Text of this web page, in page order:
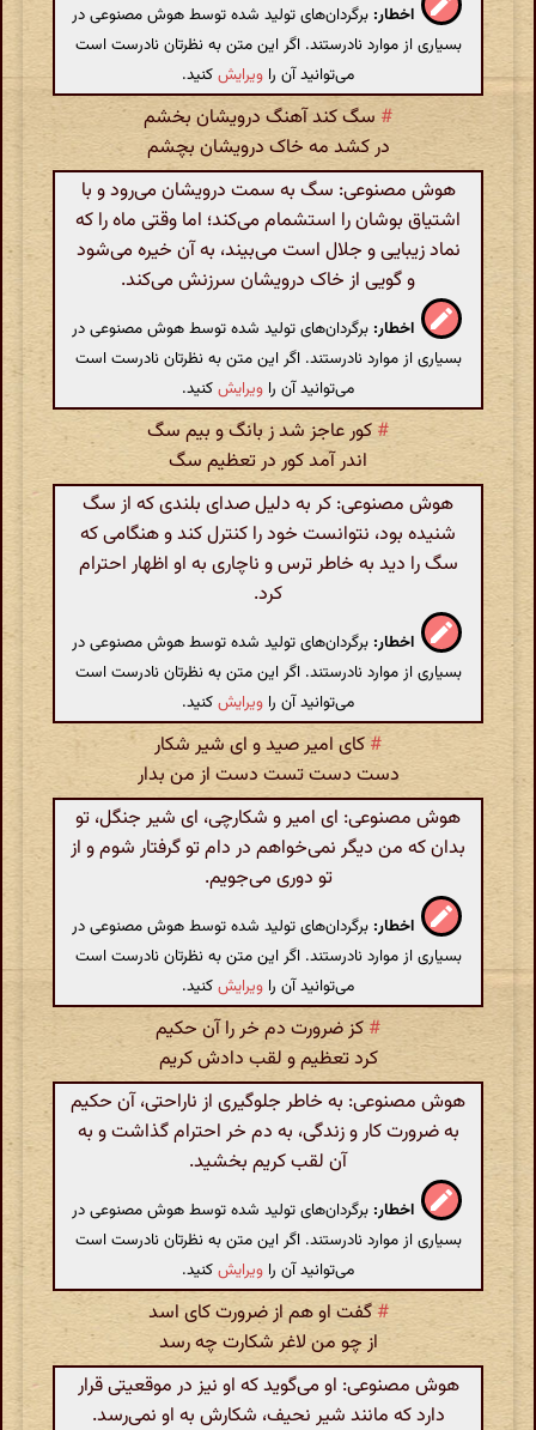
اخطار: برگردان‌های تولید شده توسط هوش مصنوعی در
بسیاری از موارد نادرستند. اگر این متن به نظرتان نادرست است
می‌توانید آن را ویرایشکنید.
# سگ کند آهنگ درویشان بخشم
در کشد مه خاک درویشان بچشم
هوش مصنوعی: سگ به سمت درویشان می‌رود و با
اشتیاق بوشان را استشمام می‌کند؛ اما وقتی ماه را که
نماد زیبایی و جلال است می‌بیند، به آن خیره می‌شود
و گویی از خاک درویشان سرزنش می‌کند.
اخطار: برگردان‌های تولید شده توسط هوش مصنوعی در
بسیاری از موارد نادرستند. اگر این متن به نظرتان نادرست است
می‌توانید آن را ویرایشکنید.
#کور عاجز شد ز بانگ و بیم سگ
اندر آمد کور در تعظیم سگ
هوش مصنوعی: کر به دلیل صدای بلندی که از سگ
شنیده بود، نتوانست خود را کنترل کند و هنگامی که
سگ را دید به خاطر ترس و ناچاری به او اظهار احترام
کرد.
اخطار: برگردان‌های تولید شده توسط هوش مصنوعی در
بسیاری از موارد نادرستند. اگر این متن به نظرتان نادرست است
می‌توانید آن را ویرایشکنید.
#کای امیر صید و ای شیر شکار
دست دست تست دست از من بدار
هوش مصنوعی: ای امیر و شکارچی، ای شیر جنگل، تو
بدان که من دیگر نمی‌خواهم در دام تو گرفتار شوم و از
تو دوری می‌جویم.
اخطار: برگردان‌های تولید شده توسط هوش مصنوعی در
بسیاری از موارد نادرستند. اگر این متن به نظرتان نادرست است
می‌توانید آن را ویرایشکنید.
# کز ضرورت دم خر را آن حکیم
کرد تعظیم و لقب دادش کریم
هوش مصنوعی: به خاطر جلوگیری از ناراحتی، آن حکیم
به ضرورت کار و زندگی، به دم خر احترام گذاشت و به
آن لقب کریم بخشید.
اخطار: برگردان‌های تولید شده توسط هوش مصنوعی در
بسیاری از موارد نادرستند. اگر این متن به نظرتان نادرست است
می‌توانید آن را ویرایشکنید.
#گفت او هم از ضرورت کای اسد
از چو من لاغر شکارت چه رسد
هوش مصنوعی: او می‌گوید که او نیز در موقعیتی قرار
دارد که مانند شیر نحیف، شکارش به او نمی‌رسد.